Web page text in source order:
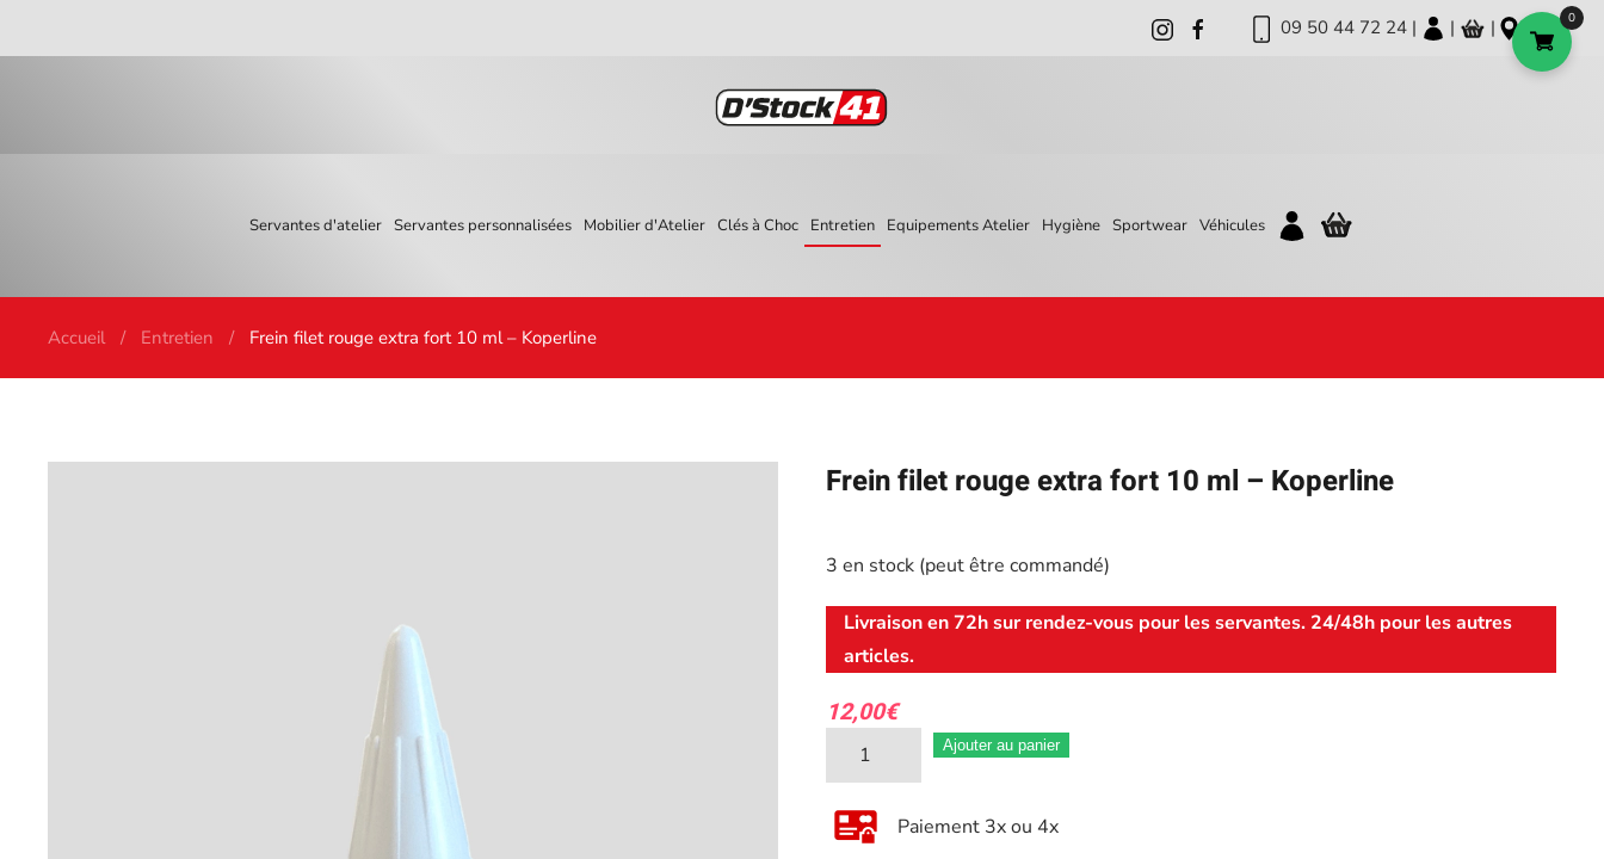
09 50 44 72 24 | | |
Servantes d'atelier Servantes personnalisées Mobilier d'Atelier Clés à Choc Entretien Equipements Atelier Hygiène Sportwear Véhicules
Accueil Entretien Frein filet rouge extra fort 10 ml – Koperline
Frein filet rouge extra fort 10 ml – Koperline
3 en stock (peut être commandé)
Livraison en 72h sur rendez-vous pour les servantes. 24/48h pour les autres
articles.
12,00€
quantité
de
Frein
filet
Ajouter au panier
Paiement 3x ou 4x
0